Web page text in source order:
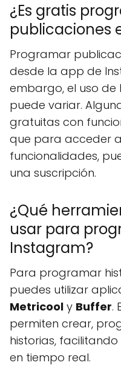
¿Es gratis
publicaciones
Programar
desde la app de
embargo, el uso de
puede variar.
gratuitas con
que para acceder
funcionalidades,
una suscripción.
¿Qué
usar para
Instagram?
Para programar
puedes utilizar
Metricool y Buffer.
permiten crear,
historias,
en tiempo real.